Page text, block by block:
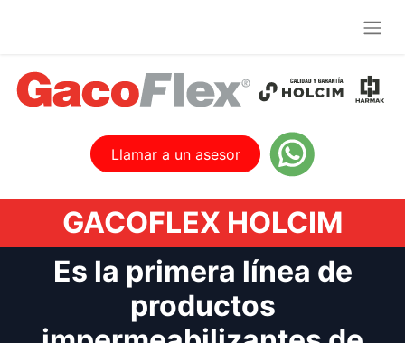
Llamar a un asesor
GACOFLEX HOLCIM
Es la primera línea de
productos